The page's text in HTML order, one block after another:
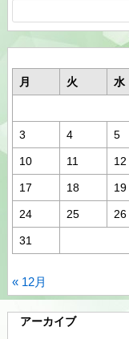
索:
月
火 水
3 4 5
10 11 12
17 18 19
24 25 26
31
« 12月
アーカイブ